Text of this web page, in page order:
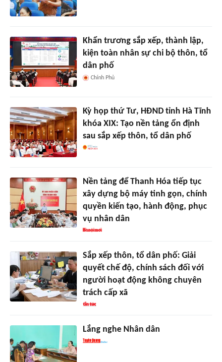
Khẩn trương sắp xếp, thành lập,
kiện toàn nhân sự chi bộ thôn, tổ
dân phố
Chính Phủ
Kỳ họp thứ Tư, HĐND tỉnh Hà Tĩnh
khóa XIX: Tạo nền tảng ổn định
sau sắp xếp thôn, tổ dân phố
Nền tảng để Thanh Hóa tiếp tục
xây dựng bộ máy tinh gọn, chính
quyền kiến tạo, hành động, phục
vụ nhân dân
Sắp xếp thôn, tổ dân phố: Giải
quyết chế độ, chính sách đối với
người hoạt động không chuyên
trách cấp xã
Lắng nghe Nhân dân